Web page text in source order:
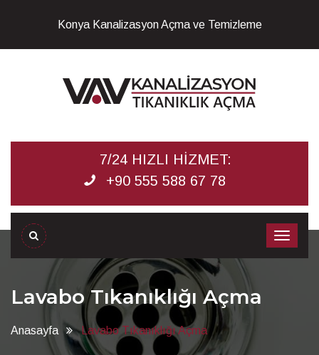
Konya Kanalizasyon Açma ve Temizleme
7/24 HIZLI HİZMET:
+90 555 588 67 78
Lavabo Tıkanıklığı Açma
Anasayfa Lavabo Tıkanıklığı Açma